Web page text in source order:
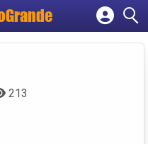
empresa
213